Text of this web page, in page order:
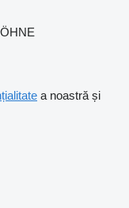
a noastră și